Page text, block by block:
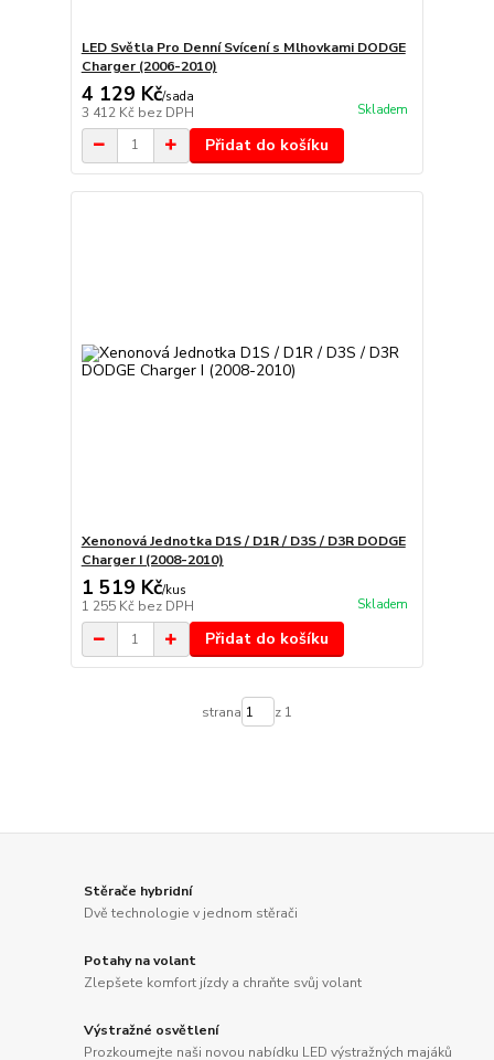
LED Světla Pro Denní Svícení s Mlhovkami DODGE
Charger (2006-2010)
4 129 Kč/sada
3 412 Kč bez DPH Skladem
Přidat do košíku
Xenonová Jednotka D1S / D1R / D3S / D3R DODGE
Charger I (2008-2010)
1 519 Kč/kus
1 255 Kč bez DPH Skladem
Přidat do košíku
strana z 1
Stěrače hybridní
Dvě technologie v jednom stěrači
Potahy na volant
Zlepšete komfort jízdy a chraňte svůj volant
Výstražné osvětlení
Prozkoumejte naši novou nabídku LED výstražných majáků